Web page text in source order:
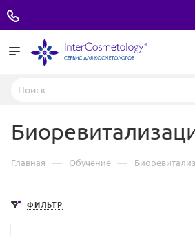
Главная — Обучение —
ФИЛЬТР